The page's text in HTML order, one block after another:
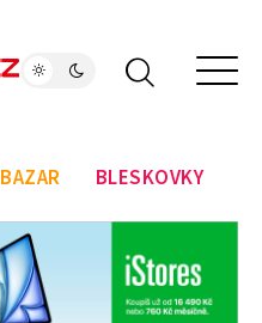
BAZAR BLESKOVKY